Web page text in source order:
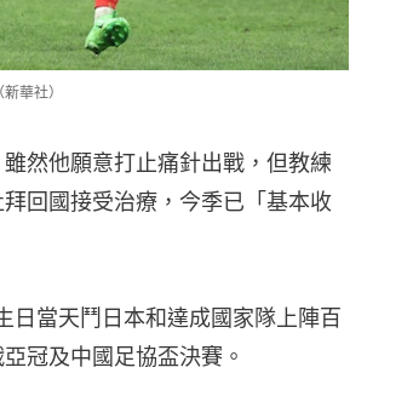
華社）
然他願意打止痛針出戰，但教練
回國接受治療，今季已「基本收
日當天鬥日本和達成國家隊上陣百
冠及中國足協盃決賽。